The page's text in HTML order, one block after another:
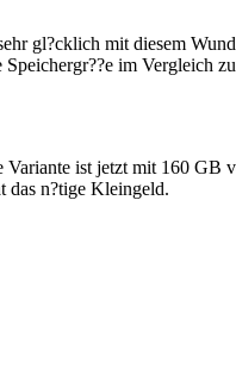
gl?cklich mit diesem
im Vergleich
ist jetzt mit 160 GB
das n?tige Kleingeld.